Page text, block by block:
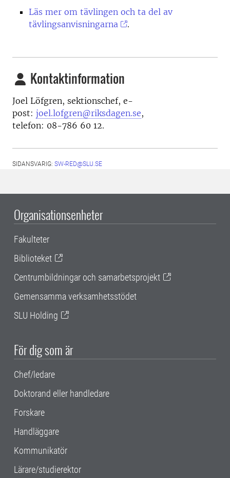
Läs mer om tävlingen och ta del av
tävlingsanvisningarna
.
Kontaktinformation
Joel Löfgren, sektionschef, e-
post: joel.lofgren@riksdagen.se,
telefon: 08-786 60 12.
SIDANSVARIG: SW-RED@SLU.SE
Organisationsenheter
Fakulteter
Biblioteket
Centrumbildningar och samarbetsprojekt
Gemensamma verksamhetsstödet
SLU Holding
För dig som är
Chef/ledare
Doktorand eller handledare
Forskare
Handläggare
Kommunikatör
Lärare/studierektor